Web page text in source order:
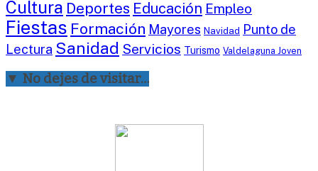
Cultura Deportes Educación Empleo
Fiestas Formación Mayores Navidad Punto de
Lectura Sanidad Servicios Turismo Valdelaguna Joven
▼ No dejes de visitar…